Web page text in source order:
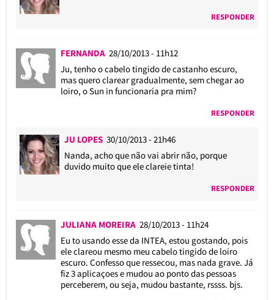
RESPONDER
FERNANDA 28/10/2013 - 11h12
Ju, tenho o cabelo tingido de castanho escuro,
mas quero clarear gradualmente, sem chegar ao
loiro, o Sun in funcionaria pra mim?
RESPONDER
JU LOPES 30/10/2013 - 21h46
Nanda, acho que não vai abrir não, porque
duvido muito que ele clareie tinta!
RESPONDER
JULIANA MOREIRA 28/10/2013 - 11h24
Eu to usando esse da INTEA, estou gostando, pois
ele clareou mesmo meu cabelo tingido de loiro
escuro. Confesso que ressecou, mas nada grave. Já
fiz 3 aplicaçoes e mudou ao ponto das pessoas
perceberem, ou seja, mudou bastante, rssss. bjs.